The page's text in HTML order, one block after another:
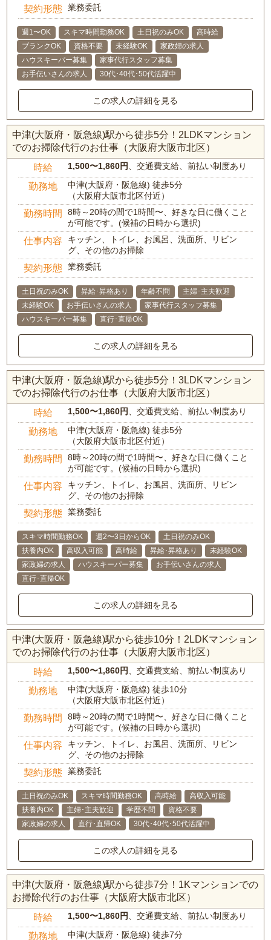
契約形態 業務委託
週1〜OK スキマ時間勤務OK 土日祝のみOK
高時給
ブランクOK
資格不要 未経験OK
家政婦の求人
ハウスキーパー募集
家事代行スタッフ募集
お手伝いさんの求人
30代･40代･50代活躍中
この求人の詳細を見る
中津(大阪府・阪急線)駅から徒歩5分！2LDKマンション
でのお掃除代行のお仕事（大阪府大阪市北区）
時給 1,500〜1,860円 、交通費支給、前払い制度あり
勤務地
中津(大阪府・阪急線) 徒歩5分
（大阪府大阪市北区付近）
勤務時間
8時～20時の間で1時間〜、好きな日に働くこと
が可能です。(候補の日時から選択)
仕事内容
キッチン、トイレ、お風呂、洗面所、リビン
グ、その他のお掃除
契約形態 業務委託
土日祝のみOK 昇給･昇格あり 年齢不問
主婦･主夫歓迎
未経験OK
お手伝いさんの求人
家事代行スタッフ募集
ハウスキーパー募集
直行･直帰OK
この求人の詳細を見る
中津(大阪府・阪急線)駅から徒歩5分！3LDKマンション
でのお掃除代行のお仕事（大阪府大阪市北区）
時給 1,500〜1,860円 、交通費支給、前払い制度あり
勤務地
中津(大阪府・阪急線) 徒歩5分
（大阪府大阪市北区付近）
勤務時間
8時～20時の間で1時間〜、好きな日に働くこと
が可能です。(候補の日時から選択)
仕事内容
キッチン、トイレ、お風呂、洗面所、リビン
グ、その他のお掃除
契約形態 業務委託
スキマ時間勤務OK 週2〜3日からOK
土日祝のみOK
扶養内OK
高収入可能 高時給 昇給･昇格あり
未経験OK
家政婦の求人
ハウスキーパー募集
お手伝いさんの求人
直行･直帰OK
この求人の詳細を見る
中津(大阪府・阪急線)駅から徒歩10分！2LDKマンション
でのお掃除代行のお仕事（大阪府大阪市北区）
時給 1,500〜1,860円 、交通費支給、前払い制度あり
勤務地
中津(大阪府・阪急線) 徒歩10分
（大阪府大阪市北区付近）
勤務時間
8時～20時の間で1時間〜、好きな日に働くこと
が可能です。(候補の日時から選択)
仕事内容
キッチン、トイレ、お風呂、洗面所、リビン
グ、その他のお掃除
契約形態 業務委託
土日祝のみOK スキマ時間勤務OK 高時給
高収入可能
扶養内OK
主婦･主夫歓迎 学歴不問
資格不要
家政婦の求人
直行･直帰OK 30代･40代･50代活躍中
この求人の詳細を見る
中津(大阪府・阪急線)駅から徒歩7分！1Kマンションでの
お掃除代行のお仕事（大阪府大阪市北区）
時給 1,500〜1,860円 、交通費支給、前払い制度あり
勤務地
中津(大阪府・阪急線) 徒歩7分